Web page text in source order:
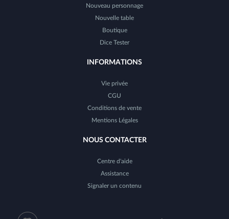
Nouveau personnage
Nouvelle table
Boutique
Dice Tester
INFORMATIONS
Vie privée
CGU
Conditions de vente
Mentions Légales
NOUS CONTACTER
Centre d'aide
Assistance
Signaler un contenu